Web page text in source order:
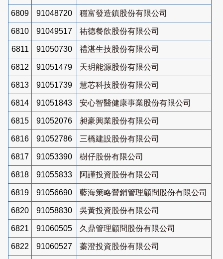
6809 91048720 穩富發造鎮股份有限公司
6810 91049517 祐德餐飲股份有限公司
6811 91050730 禮湛生技股份有限公司
6812 91051479 天玥能源股份有限公司
6813 91051739 慧芯科技股份有限公司
6814 91051843 安心智醫健康事業股份有限公司
6815 91052076 昶豪興業股份有限公司
6816 91052786 三橋建設股份有限公司
6817 91053390 樹仔股份有限公司
6818 91055833 阿謹投資股份有限公司
6819 91056690 藍海策略營銷管理顧問股份有限公司
6820 91058830 吳黃投資股份有限公司
6821 91060505 久鼎管理顧問股份有限公司
6822 91060527 蓁澄投資股份有限公司